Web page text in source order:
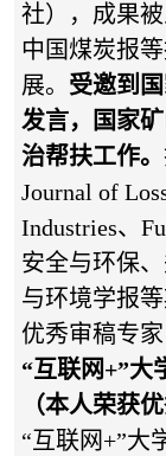
社），成果
中国煤炭报
展。 受邀到
发言，国家
治帮扶工作。
Journal of
Industries、
安全与环保
与环境学报
优秀审稿专
“互联网+”大
（本人荣获
“互联网+”大